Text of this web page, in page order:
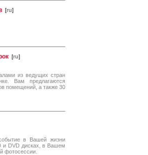
[ru]
[ru]
из ведущих стран
Вам предлагаются
помещений, а также 30
в Вашей жизни
и DVD дисках, в Вашем
фотосессии.